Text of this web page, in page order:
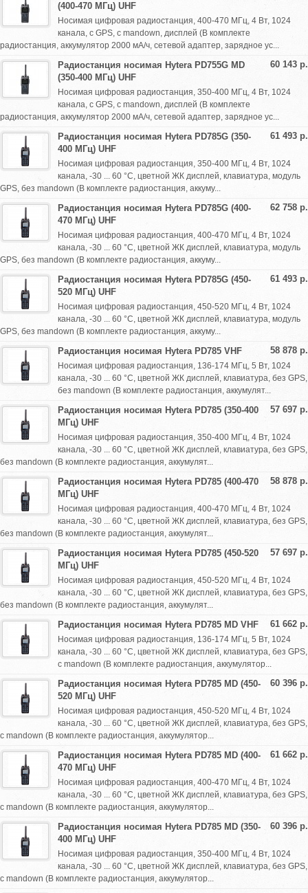
(400-470 МГц) UHF
Носимая цифровая радиостанция, 400-470 МГц, 4 Вт, 1024
канала, с GPS, с mandown, дисплей (В комплекте
радиостанция, аккумулятор 2000 мА/ч, сетевой адаптер, зарядное ус...
60 143 р.
Радиостанция носимая Hytera PD755G MD
(350-400 МГц) UHF
Носимая цифровая радиостанция, 350-400 МГц, 4 Вт, 1024
канала, с GPS, с mandown, дисплей (В комплекте
радиостанция, аккумулятор 2000 мА/ч, сетевой адаптер, зарядное ус...
61 493 р.
Радиостанция носимая Hytera PD785G (350-
400 МГц) UHF
Носимая цифровая радиостанция, 350-400 МГц, 4 Вт, 1024
канала, -30 ... 60 °С, цветной ЖК дисплей, клавиатура, модуль
GPS, без mandown (В комплекте радиостанция, аккуму...
62 758 р.
Радиостанция носимая Hytera PD785G (400-
470 МГц) UHF
Носимая цифровая радиостанция, 400-470 МГц, 4 Вт, 1024
канала, -30 ... 60 °С, цветной ЖК дисплей, клавиатура, модуль
GPS, без mandown (В комплекте радиостанция, аккуму...
61 493 р.
Радиостанция носимая Hytera PD785G (450-
520 МГц) UHF
Носимая цифровая радиостанция, 450-520 МГц, 4 Вт, 1024
канала, -30 ... 60 °С, цветной ЖК дисплей, клавиатура, модуль
GPS, без mandown (В комплекте радиостанция, аккуму...
58 878 р.
Радиостанция носимая Hytera PD785 VHF
Носимая цифровая радиостанция, 136-174 МГц, 5 Вт, 1024
канала, -30 ... 60 °С, цветной ЖК дисплей, клавиатура, без GPS,
без mandown (В комплекте радиостанция, аккумулят...
57 697 р.
Радиостанция носимая Hytera PD785 (350-400
МГц) UHF
Носимая цифровая радиостанция, 350-400 МГц, 4 Вт, 1024
канала, -30 ... 60 °С, цветной ЖК дисплей, клавиатура, без GPS,
без mandown (В комплекте радиостанция, аккумулят...
58 878 р.
Радиостанция носимая Hytera PD785 (400-470
МГц) UHF
Носимая цифровая радиостанция, 400-470 МГц, 4 Вт, 1024
канала, -30 ... 60 °С, цветной ЖК дисплей, клавиатура, без GPS,
без mandown (В комплекте радиостанция, аккумулят...
57 697 р.
Радиостанция носимая Hytera PD785 (450-520
МГц) UHF
Носимая цифровая радиостанция, 450-520 МГц, 4 Вт, 1024
канала, -30 ... 60 °С, цветной ЖК дисплей, клавиатура, без GPS,
без mandown (В комплекте радиостанция, аккумулят...
61 662 р.
Радиостанция носимая Hytera PD785 MD VHF
Носимая цифровая радиостанция, 136-174 МГц, 5 Вт, 1024
канала, -30 ... 60 °С, цветной ЖК дисплей, клавиатура, без GPS,
с mandown (В комплекте радиостанция, аккумулятор...
60 396 р.
Радиостанция носимая Hytera PD785 MD (450-
520 МГц) UHF
Носимая цифровая радиостанция, 450-520 МГц, 4 Вт, 1024
канала, -30 ... 60 °С, цветной ЖК дисплей, клавиатура, без GPS,
с mandown (В комплекте радиостанция, аккумулятор...
61 662 р.
Радиостанция носимая Hytera PD785 MD (400-
470 МГц) UHF
Носимая цифровая радиостанция, 400-470 МГц, 4 Вт, 1024
канала, -30 ... 60 °С, цветной ЖК дисплей, клавиатура, без GPS,
с mandown (В комплекте радиостанция, аккумулятор...
60 396 р.
Радиостанция носимая Hytera PD785 MD (350-
400 МГц) UHF
Носимая цифровая радиостанция, 350-400 МГц, 4 Вт, 1024
канала, -30 ... 60 °С, цветной ЖК дисплей, клавиатура, без GPS,
с mandown (В комплекте радиостанция, аккумулятор...